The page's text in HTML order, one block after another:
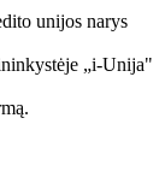
unijos narys
„i-Unija"